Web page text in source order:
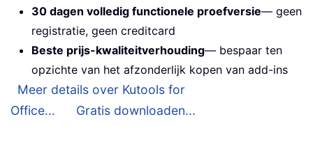
30 dagen volledig functionele proefversie— geen
registratie, geen creditcard
Beste prijs-kwaliteitverhouding— bespaar ten
opzichte van het afzonderlijk kopen van add-ins
Meer details over Kutools for
Office...
Gratis downloaden...